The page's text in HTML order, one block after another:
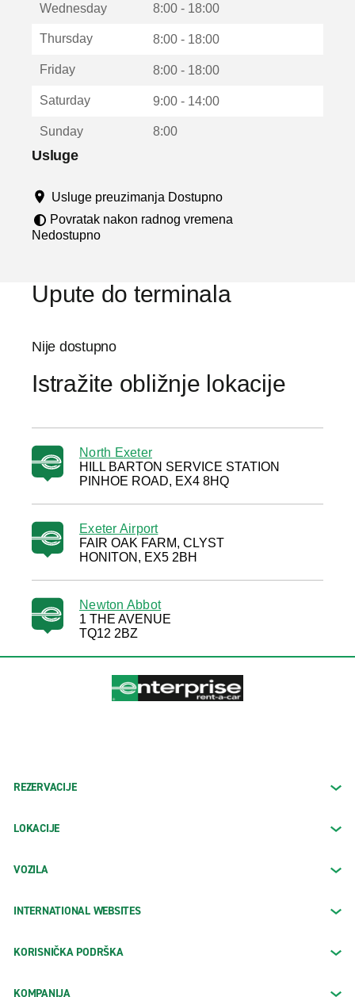
u
u
Wednesday 8:00 - 18:00
Thursday 8:00 - 18:00
Friday 8:00 - 18:00
Saturday 9:00 - 14:00
Sunday 8:00
Usluge
Usluge preuzimanja Dostupno
Povratak nakon radnog vremena
Nedostupno
Upute do terminala
Nije dostupno
Istražite obližnje lokacije
North Exeter
HILL BARTON SERVICE STATION
PINHOE ROAD, EX4 8HQ
Exeter Airport
FAIR OAK FARM, CLYST
HONITON, EX5 2BH
Newton Abbot
1 THE AVENUE
TQ12 2BZ
REZERVACIJE
LOKACIJE
VOZILA
INTERNATIONAL WEBSITES
KORISNIČKA PODRŠKA
KOMPANIJA